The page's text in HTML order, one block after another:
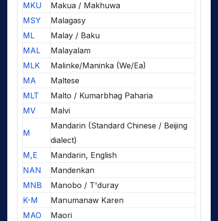
MKU
Makua / Makhuwa
MSY
Malagasy
ML
Malay / Baku
MAL
Malayalam
MLK
Malinke/Maninka (We/Ea)
MA
Maltese
MLT
Malto / Kumarbhag Paharia
MV
Malvi
M
Mandarin (Standard Chinese / Beijing
dialect)
M,E
Mandarin, English
NAN
Mandenkan
MNB
Manobo / T'duray
K-M
Manumanaw Karen
MAO
Maori